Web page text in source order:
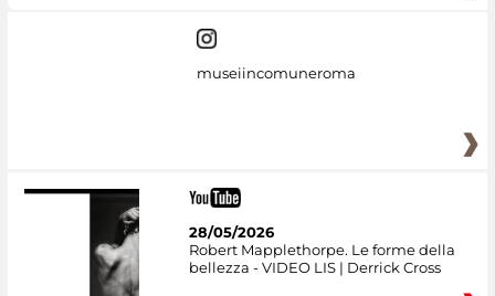
museiincomuneroma
28/05/2026
Robert Mapplethorpe. Le forme della
bellezza - VIDEO LIS | Derrick Cross